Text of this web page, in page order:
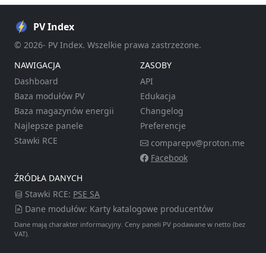
PV Index
© 2026- PV Index. Wszelkie prawa zastrzeżone.
NAWIGACJA
Dashboard
Baza modułów PV
Baza magazynów energii
Najlepsze panele
Stawki RCE
ZASOBY
API
Edukacja
Changelog
Preferencje
comparepv@proton.me
Facebook
ŹRÓDŁA DANYCH
Stawki RCE: PSE SA
Dane modułów: Karty katalogowe producentów
Dane mają charakter informacyjny. Ceny paneli PV podawane w netto (bez
VAT).